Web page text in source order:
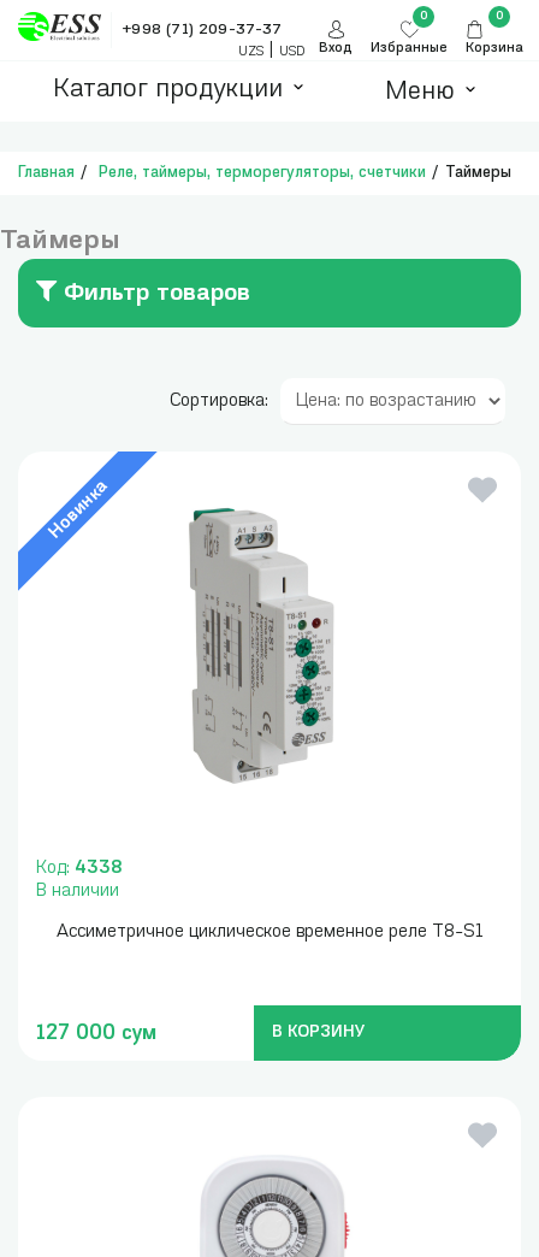
+998 (71) 209-37-37
UZS USD Вход Избранные
0
Корзина
0
Каталог продукции Меню
Главная Реле, таймеры, терморегуляторы, счетчики Таймеры
Таймеры
Фильтр товаров
Сортировка:
Новинка
Код: 4338
В наличии
Ассиметричное циклическое временное реле T8-S1
127 000 сум В КОРЗИНУ